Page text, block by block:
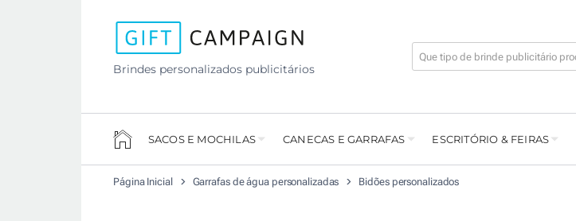
Brindes personalizados publicitários
SACOS E MOCHILAS CANECAS E GARRAFAS ESCRITÓRIO & FEIRAS
Página Inicial Garrafas de água personalizadas Bidões personalizados